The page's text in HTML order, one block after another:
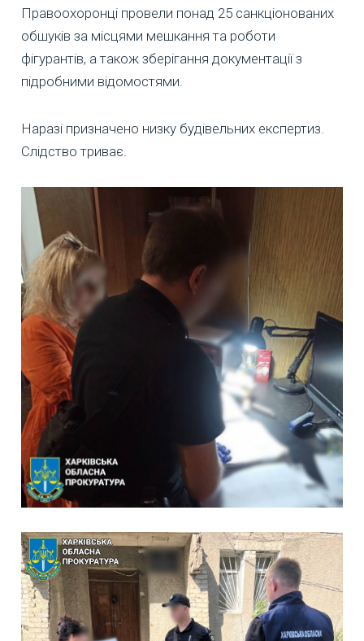
Правоохоронці провели понад 25 санкціонованих
обшуків за місцями мешкання та роботи
фігурантів, а також зберігання документації з
підробними відомостями.
Наразі призначено низку будівельних експертиз.
Слідство триває.